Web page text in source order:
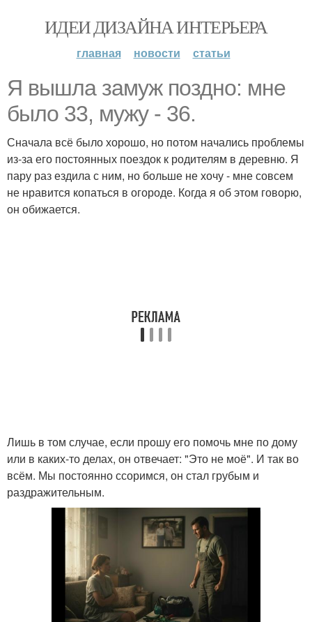
ИДЕИ ДИЗАЙНА ИНТЕРЬЕРА
главная новости статьи
Я вышла замуж поздно: мне
было 33, мужу - 36.
Сначала всё было хорошо, но потом начались проблемы
из-за его постоянных поездок к родителям в деревню. Я
пару раз ездила с ним, но больше не хочу - мне совсем
не нравится копаться в огороде. Когда я об этом говорю,
он обижается.
Лишь в том случае, если прошу его помочь мне по дому
или в каких-то делах, он отвечает: "Это не моё". И так во
всём. Мы постоянно ссоримся, он стал грубым и
раздражительным.